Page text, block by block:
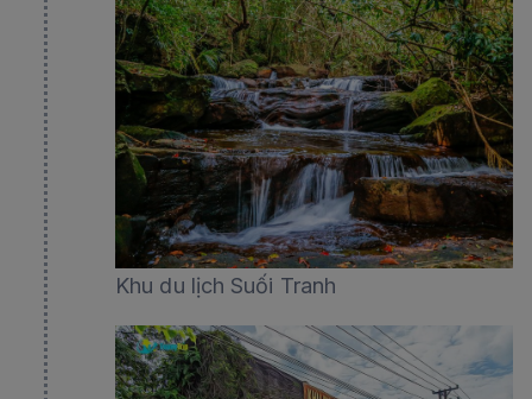
Khu du lịch Suối Tranh